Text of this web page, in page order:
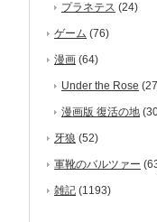
プラネテス (24)
ゲーム (76)
漫画 (64)
Under the Rose
漫画版 復活の地
牙狼 (52)
軍靴のバルツァー
雑記 (1193)